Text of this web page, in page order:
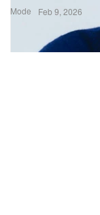
Mode Feb 9, 2026